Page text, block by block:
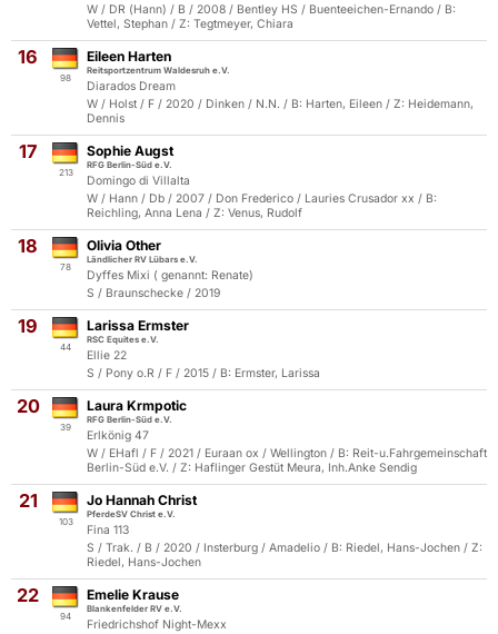
W / DR (Hann) / B / 2008 / Bentley HS / Buenteeichen-Ernando / B:
Vettel, Stephan / Z: Tegtmeyer, Chiara
16
98
Eileen Harten
Reitsportzentrum Waldesruh e.V.
Diarados Dream
W / Holst / F / 2020 / Dinken / N.N. / B: Harten, Eileen / Z: Heidemann,
Dennis
17
213
Sophie Augst
RFG Berlin-Süd e.V.
Domingo di Villalta
W / Hann / Db / 2007 / Don Frederico / Lauries Crusador xx / B:
Reichling, Anna Lena / Z: Venus, Rudolf
18
78
Olivia Other
Ländlicher RV Lübars e.V.
Dyffes Mixi ( genannt: Renate)
S / Braunschecke / 2019
19
44
Larissa Ermster
RSC Equites e.V.
Ellie 22
S / Pony o.R / F / 2015 / B: Ermster, Larissa
20
39
Laura Krmpotic
RFG Berlin-Süd e.V.
Erlkönig 47
W / EHafl / F / 2021 / Euraan ox / Wellington / B: Reit-u.Fahrgemeinschaft
Berlin-Süd e.V. / Z: Haflinger Gestüt Meura, Inh.Anke Sendig
21
103
Jo Hannah Christ
PferdeSV Christ e.V.
Fina 113
S / Trak. / B / 2020 / Insterburg / Amadelio / B: Riedel, Hans-Jochen / Z:
Riedel, Hans-Jochen
22
94
Emelie Krause
Blankenfelder RV e.V.
Friedrichshof Night-Mexx